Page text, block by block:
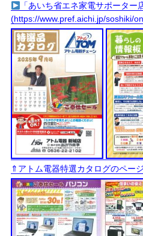
「あいち省エネ家電サポータ
(https://www.pref.aichi.jp/soshiki/
⇑アトム電器特選カタログのペー